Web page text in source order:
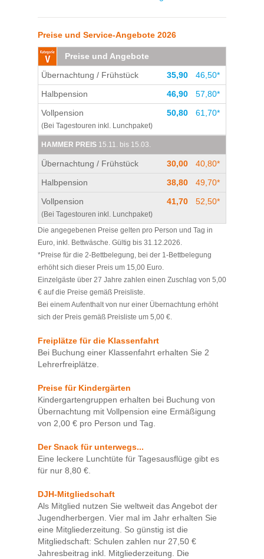
Preise und Service-Angebote 2026
Preise und Angebote
Übernachtung / Frühstück
35,90
46,50*
Halbpension
46,90
57,80*
Vollpension
(Bei Tagestouren inkl. Lunchpaket)
50,80 61,70*
HAMMER PREIS 15.11. bis 15.03.
Übernachtung / Frühstück 30,00
40,80*
Halbpension
38,80
49,70*
Vollpension
(Bei Tagestouren inkl. Lunchpaket)
41,70 52,50*
Die angegebenen Preise gelten pro Person und Tag in
Euro, inkl. Bettwäsche. Gültig bis 31.12.2026.
*Preise für die 2-Bettbelegung, bei der 1-Bettbelegung
erhöht sich dieser Preis um 15,00 Euro.
Einzelgäste über 27 Jahre zahlen einen Zuschlag von 5,00
€ auf die Preise gemäß Preisliste.
Bei einem Aufenthalt von nur einer Übernachtung erhöht
sich der Preis gemäß Preisliste um 5,00 €.
Freiplätze für die Klassenfahrt
Bei Buchung einer Klassenfahrt erhalten Sie 2
Lehrerfreiplätze.
Preise für Kindergärten
Kindergartengruppen erhalten bei Buchung von
Übernachtung mit Vollpension eine Ermäßigung
von 2,00 € pro Person und Tag.
Der Snack für unterwegs...
Eine leckere Lunchtüte für Tagesausflüge gibt es
für nur 8,80 €.
DJH-Mitgliedschaft
Als Mitglied nutzen Sie weltweit das Angebot der
Jugendherbergen. Vier mal im Jahr erhalten Sie
eine Mitgliederzeitung. So günstig ist die
Mitgliedschaft: Schulen zahlen nur 27,50 €
Jahresbeitrag inkl. Mitgliederzeitung. Die